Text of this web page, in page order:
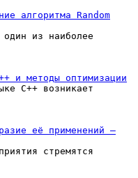
алгоритма Random
из наиболее
и методы оптимизации
C++ возникает
её применений —
стремятся